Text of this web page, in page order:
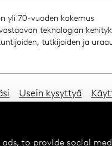
to provide social
yli 70-vuoden kokemus
teknologian
tutkijoiden ja
Usein kysyttyä